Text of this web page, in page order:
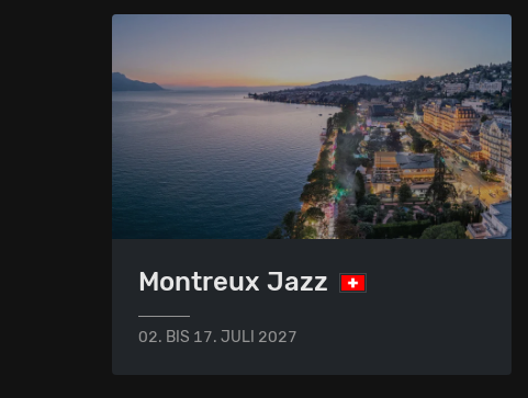
Montreux Jazz
02. BIS 17. JULI 2027